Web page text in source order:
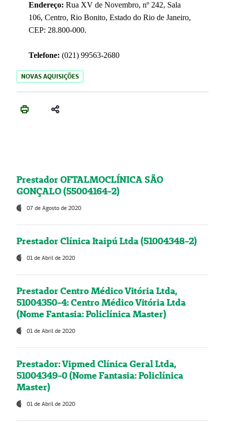
Endereço: Rua XV de Novembro, nº 242, Sala
106, Centro, Rio Bonito, Estado do Rio de Janeiro,
CEP: 28.800-000.
Telefone: (021) 99563-2680
NOVAS AQUISIÇÕES
Prestador OFTALMOCLÍNICA SÃO
GONÇALO (55004164-2)
07 de Agosto de 2020
Prestador Clínica Itaipú Ltda (51004348-2)
01 de Abril de 2020
Prestador Centro Médico Vitória Ltda,
51004350-4: Centro Médico Vitória Ltda
(Nome Fantasia: Policlínica Master)
01 de Abril de 2020
Prestador: Vipmed Clínica Geral Ltda,
51004349-0 (Nome Fantasia: Policlínica
Master)
01 de Abril de 2020